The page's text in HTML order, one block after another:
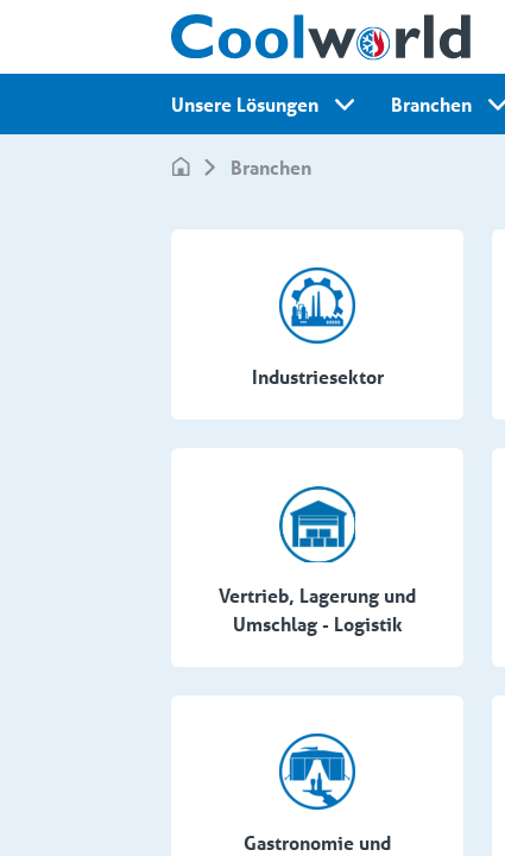
Unsere Lösungen Branchen
Branchen
Industriesektor
Vertrieb, Lagerung und
Umschlag - Logistik
Gastronomie und